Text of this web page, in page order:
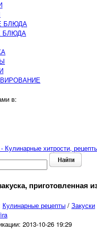
БЛЮДА
БЛЮДА
в:
Кулинарные хитрости,
приготовленная
Кулинарные рецепты / Закуски
2013-10-26 19:29